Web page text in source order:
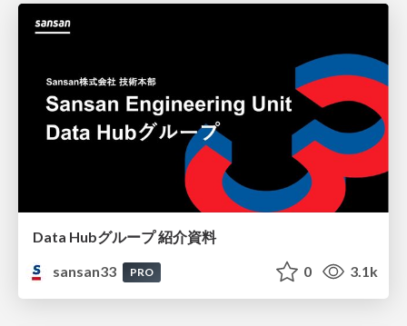
Data Hubグループ 紹介資料
sansan33
PRO 0 3.1k